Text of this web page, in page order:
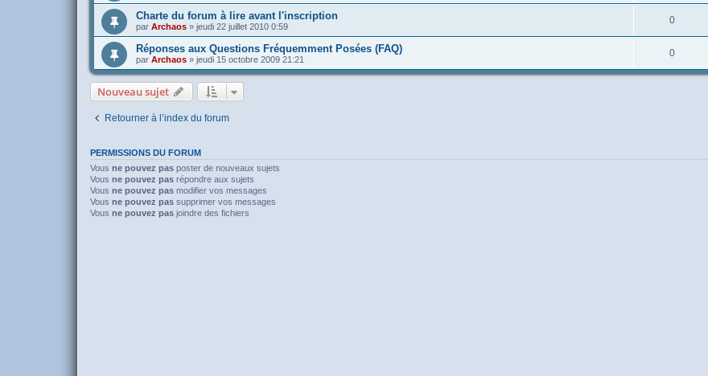
Charte du forum à lire avant l'inscription
par Archaos » jeudi 22 juillet 2010 0:59
0
Réponses aux Questions Fréquemment Posées (FAQ)
par Archaos » jeudi 15 octobre 2009 21:21
0
Nouveau sujet
Retourner à l’index du forum
PERMISSIONS DU FORUM
Vous ne pouvez pas poster de nouveaux sujets
Vous ne pouvez pas répondre aux sujets
Vous ne pouvez pas modifier vos messages
Vous ne pouvez pas supprimer vos messages
Vous ne pouvez pas joindre des fichiers